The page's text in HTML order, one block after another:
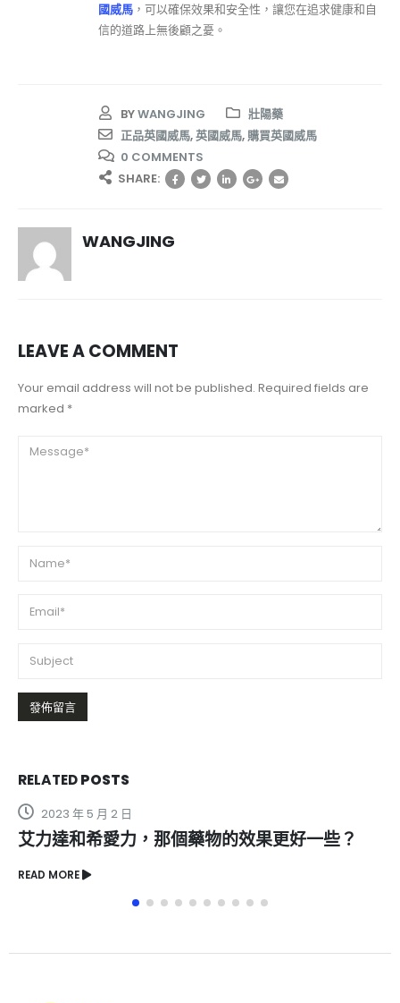
國威馬 ，可以確保效果和安全性，讓您在追求健康和自
信的道路上無後顧之憂。
BYWANGJING
壯陽藥
正品英國威馬,英國威馬, 購買英國威馬
0 COMMENTS
SHARE:
WANGJING
LEAVE A COMMENT
Your email address will not be published. Required fields are
marked *
RELATEDPOSTS
2023 年 12 月 2 日
奇力片壯陽藥的冬蟲夏草是否真的能改善慢性腎